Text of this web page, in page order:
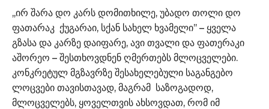
,,ირ შარა დო კარს დომითხილე, უბადო თოლი დო
ფათარაკ ქუგარაი, სქან სახელ ხვამელი’’ – ყველა
გზასა და კარზე დაიფარე, ავი თვალი და ფათერაკი
აშორეო – შესთხოვდნენ ღმერთებს მლოცველები.
კონკრეტულ მგზავრზე შესახელებული საგანგებო
ლოცვები თავისთავად, მაგრამ საზოგადოდ,
მლოცველებს, ყოველთვის ახსოვდათ, რომ იმ